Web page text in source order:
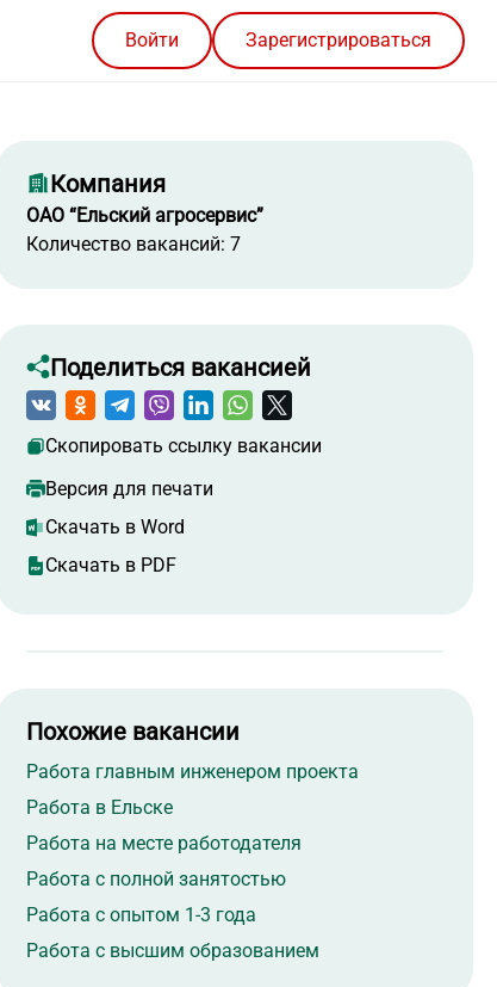
Войти Зарегистрироваться
Компания
ОАО “Ельский агросервис”
Количество вакансий: 7
Поделиться вакансией
Скопировать ссылку вакансии
Версия для печати
Скачать в Word
Скачать в PDF
Похожие вакансии
Работа главным инженером проекта
Работа в Ельске
Работа на месте работодателя
Работа с полной занятостью
Работа с опытом 1-3 года
Работа с высшим образованием